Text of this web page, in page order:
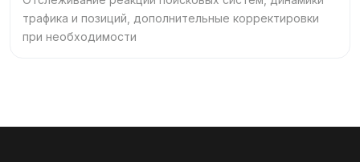
трафика и позиций, дополнительные корректировки
при необходимости